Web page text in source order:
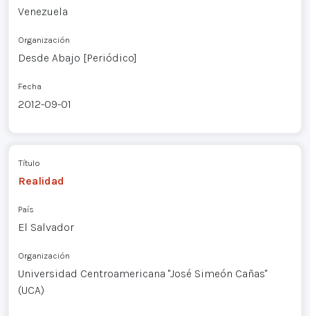
Venezuela
Organización
Desde Abajo [Periódico]
Fecha
2012-09-01
Título
Realidad
País
El Salvador
Organización
Universidad Centroamericana "José Simeón Cañas"
(UCA)